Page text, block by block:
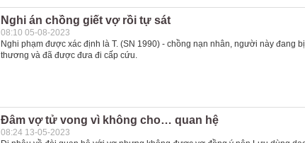
Nghi án chồng giết vợ rồi tự sát
08:10 05-08-2023
Nghi phạm được xác định là T. (SN 1990) - chồng nạn nhân, người này đang bị
thương và đã được đưa đi cấp cứu.
Đâm vợ tử vong vì không cho… quan hệ
08:24 13-05-2023